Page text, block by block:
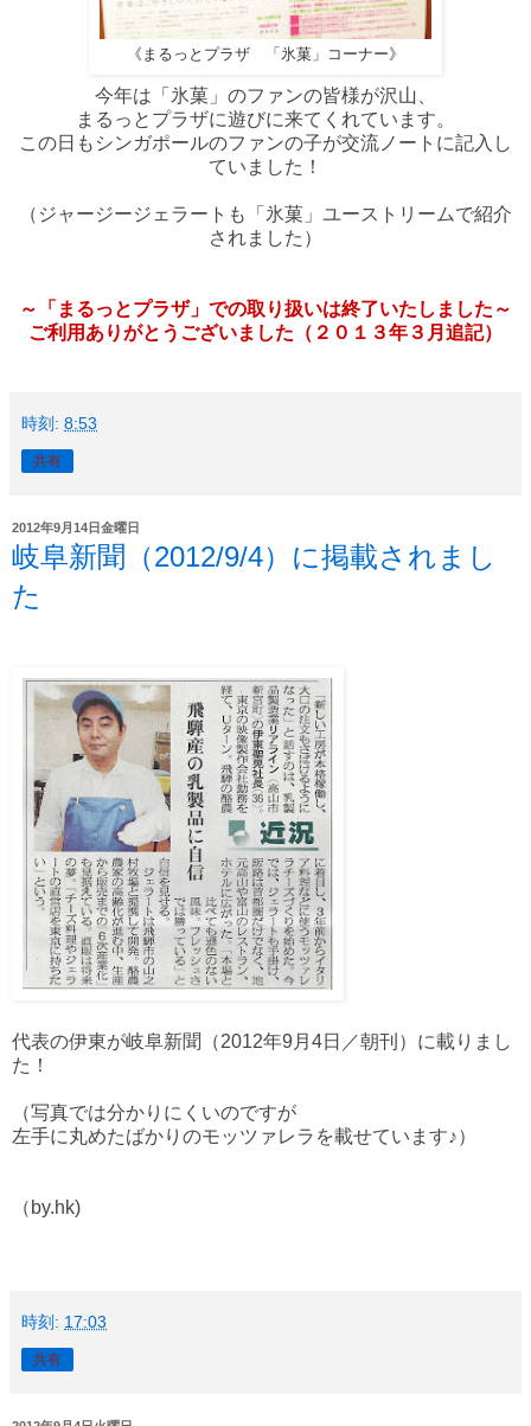
《まるっとプラザ 「 氷菓」コーナー》
今年は「氷菓」のファンの皆様が沢山、
まるっとプラザに遊びに来てくれています。
この日もシンガポールのファンの子が交流ノートに記入し
ていました！
（ジャージージェラートも「氷菓」ユーストリームで紹介
されました）
～「まるっとプラザ」での取り扱いは終了いたしました～
ご利用ありがとうございました（２０１３年３月追記）
時刻: 8:53
共有
2012年9月14日金曜日
岐阜新聞（2012/9/4）に掲載されまし
た
代表の伊東が岐阜新聞（2012年9月4日／朝刊）に載りまし
た！
（写真では分かりにくいのですが
左手に丸めたばかりのモッツァレラを載せています♪）
（by.hk)
時刻: 17:03
共有